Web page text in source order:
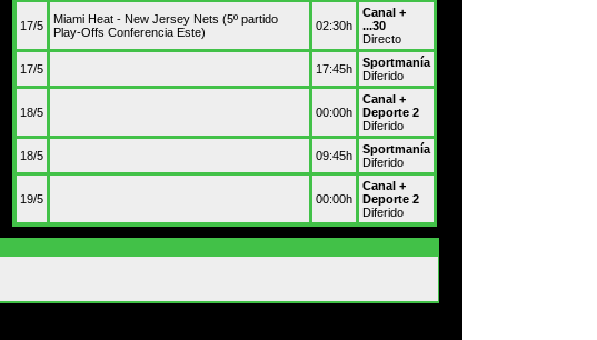
17/5
Miami Heat - New Jersey Nets (5º partido
Play-Offs Conferencia Este)
02:30h
Canal +
...30
Directo
17/5 17:45h
Sportmanía
Diferido
18/5 00:00h
Canal +
Deporte 2
Diferido
18/5 09:45h
Sportmanía
Diferido
19/5 00:00h
Canal +
Deporte 2
Diferido